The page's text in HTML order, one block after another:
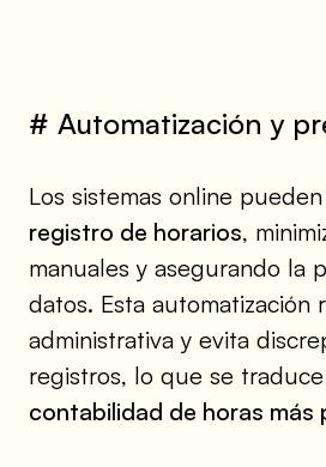
# Automatización y
Los sistemas online
registro de horarios,
manuales y asegurando la
datos. Esta automatización
administrativa y evita
registros, lo que se
contabilidad de horas más